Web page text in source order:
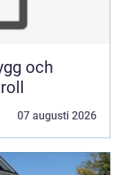
och
07 augusti 2026